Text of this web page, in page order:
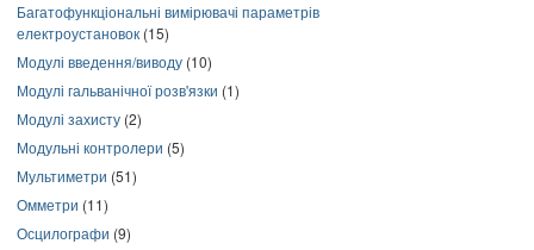
Багатофункціональні вимірювачі параметрів
електроустановок (15)
Модулі введення/виводу (10)
Модулі гальванічної розв'язки (1)
Модулі захисту (2)
Модульні контролери (5)
Мультиметри (51)
Омметри (11)
Осцилографи (9)